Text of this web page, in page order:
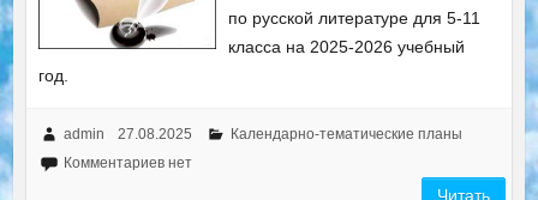
по русской литературе для 5-11
класса на 2025-2026 учебный
год.
admin 27.08.2025
Календарно-тематические планы
Комментариев нет
Читать